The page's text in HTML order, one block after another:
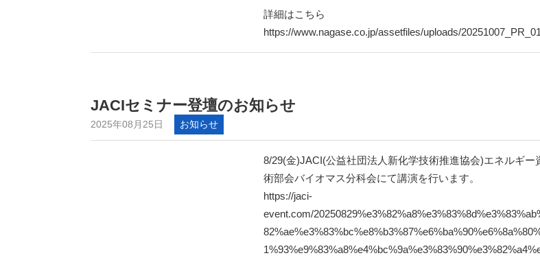
詳細はこちら
https://www.nagase.co.jp/assetfiles/uploads/
JACIセミナー登壇のお知らせ
2025年08月25日 お知らせ
8/29(金)JACI(公益社団法人新化学技術推進協会)エネルギー
術部会バイオマス分科会にて講演を行います。
https://jaci-
event.com/